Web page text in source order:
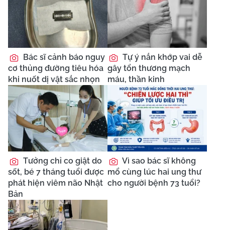
Bác sĩ cảnh báo nguy
cơ thủng đường tiêu hóa
khi nuốt dị vật sắc nhọn
Tự ý nắn khớp vai dễ
gây tổn thương mạch
máu, thần kinh
Tưởng chỉ co giật do
sốt, bé 7 tháng tuổi được
phát hiện viêm não Nhật
Bản
Vì sao bác sĩ không
mổ cùng lúc hai ung thư
cho người bệnh 73 tuổi?